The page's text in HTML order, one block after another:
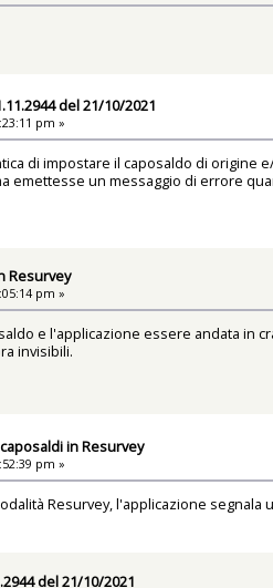
del 21/10/2021
pm »
di impostare il caposaldo di origine
emettesse un messaggio di errore
Resurvey
pm »
e l'applicazione essere andata in
invisibili.
in Resurvey
pm »
Resurvey, l'applicazione segnala
del 21/10/2021